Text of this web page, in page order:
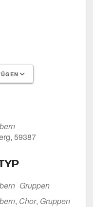
59387
Grup­pen
, Chor, Grup­pen